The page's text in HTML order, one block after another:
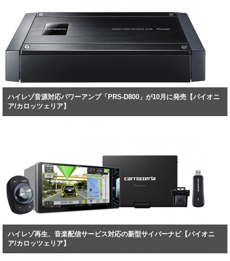
ハイレゾ音源対応パワーアンプ「PRS-D800」が10月に発売【パイオニ
ア/カロッツェリア】
ハイレゾ再生、音楽配信サービス対応の新型サイバーナビ【パイオニ
ア/カロッツェリア】